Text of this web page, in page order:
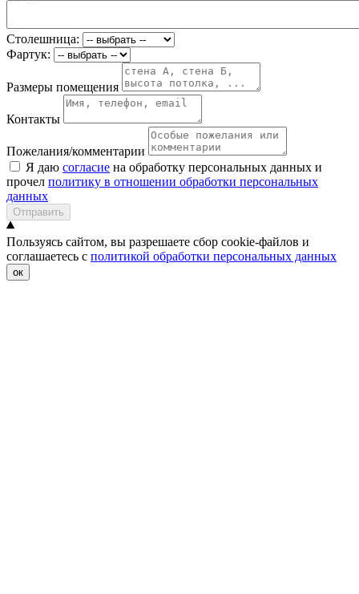
Столешница:
Фартук:
Размеры помещения
Контакты
Пожелания/комментарии
Я даю согласие на обработку персональных данных и
прочел политику в отношении обработки персональных
данных
Отправить
Пользуясь сайтом, вы разрешаете сбор cookie-файлов и
соглашаетесь с политикой обработки персональных данных
ок